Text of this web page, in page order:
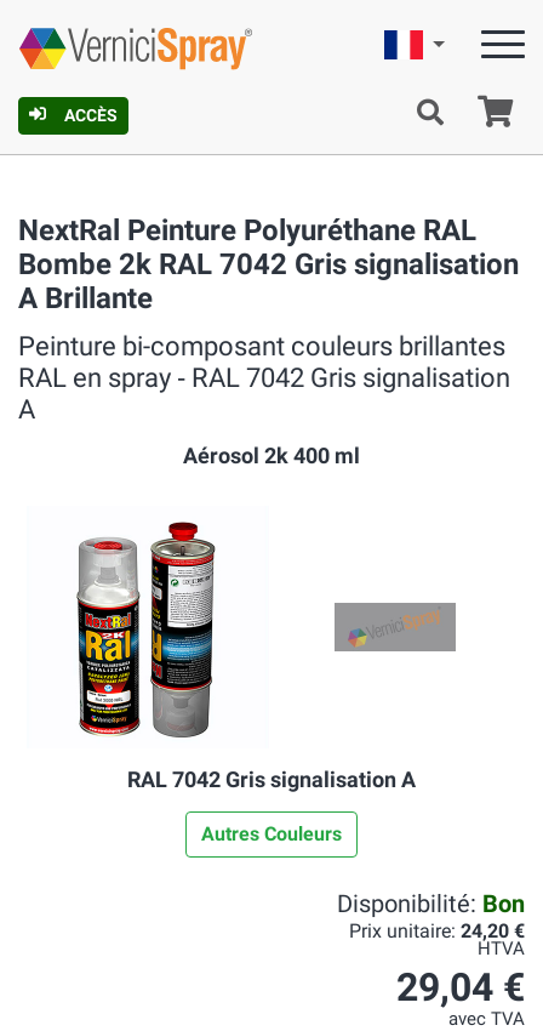
ACCÈS
Française
NextRal Peinture Polyuréthane RAL
Bombe 2k RAL 7042 Gris signalisation
A Brillante
Peinture bi-composant couleurs brillantes
RAL en spray ‐ RAL 7042 Gris signalisation
A
Aérosol 2k 400 ml
RAL 7042 Gris signalisation A
Autres Couleurs
Disponibilité: Bon
Prix unitaire: 24,20 €
HTVA
29,04 €
avec TVA